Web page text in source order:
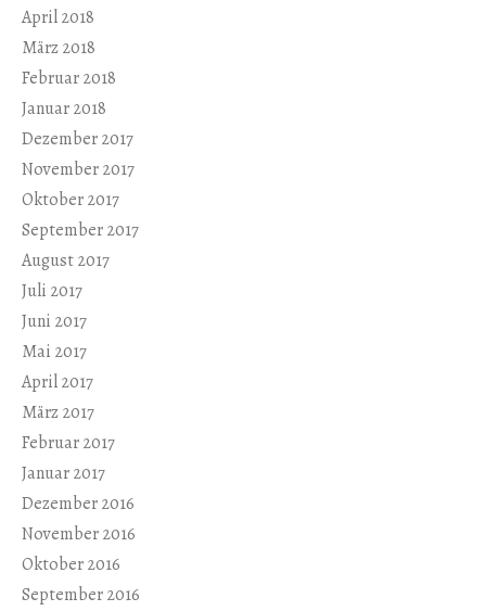
April 2018
März 2018
Februar 2018
Januar 2018
Dezember 2017
November 2017
Oktober 2017
September 2017
August 2017
Juli 2017
Juni 2017
Mai 2017
April 2017
März 2017
Februar 2017
Januar 2017
Dezember 2016
November 2016
Oktober 2016
September 2016